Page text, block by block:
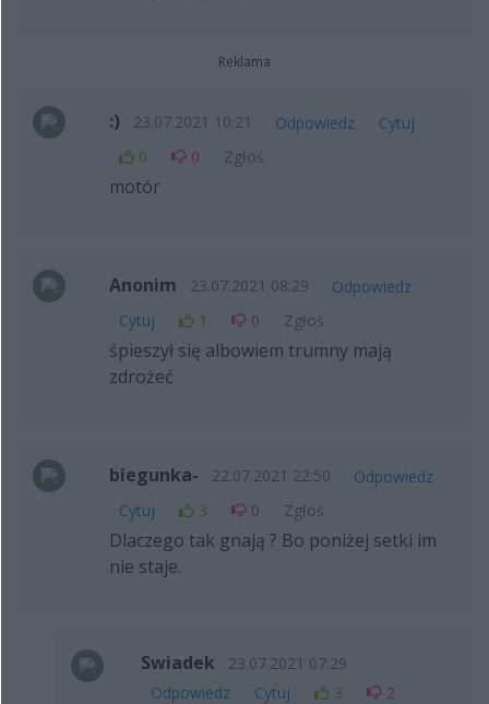
Reklama
:) 23.07.2021 10:21 Odpowiedz
Cytuj
0
0 Zgłoś
motór
Anonim 23.07.2021 08:29
Odpowiedz
Cytuj
1 0 Zgłoś
śpieszył się albowiem trumny mają
zdrożeć
biegunka- 22.07.2021 22:50
Odpowiedz
Cytuj
3 0 Zgłoś
Dlaczego tak gnają ? Bo poniżej setki im
nie staje.
Swiadek
23.07.2021 07:29
Odpowiedz
Cytuj 3
2